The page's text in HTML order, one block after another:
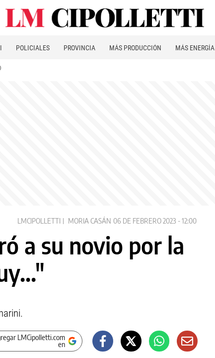
POLICIALES PROVINCIA MÁS PRODUCCIÓN MÁS ENERGÍA
LMCIPOLLETTI MORIA CASÁN 06 DE FEBRERO 2023 - 12:00
a su novio por la
LMCipolletti.com
en